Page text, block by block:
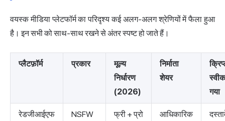
वयस्क मीडिया प्लेटफॉर्म का परिदृश्य कई अलग-अलग श्रेणियों में फैला हुआ
है। इन सभी को साथ-साथ रखने से अंतर स्पष्ट हो जाते हैं।
प्लैटफ़ॉर्म प्रकार
मूल्य
निर्धारण
(2026)
निर्माता
शेयर
गया
रेडजीआईएफ
NSFW
फ्री + प्रो
आधिकारिक